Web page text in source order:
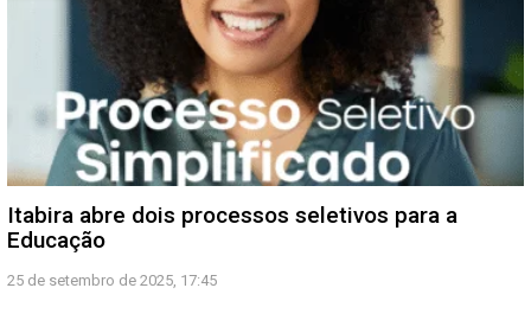
Itabira abre dois processos seletivos para a
Educação
25 de setembro de 2025, 17:45